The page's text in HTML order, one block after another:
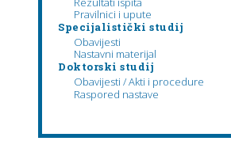
Pravilnici i upute
Specijalistički studij
Obavijesti
Nastavni materijal
Doktorski studij
Obavijesti / Akti i procedure
Raspored nastave